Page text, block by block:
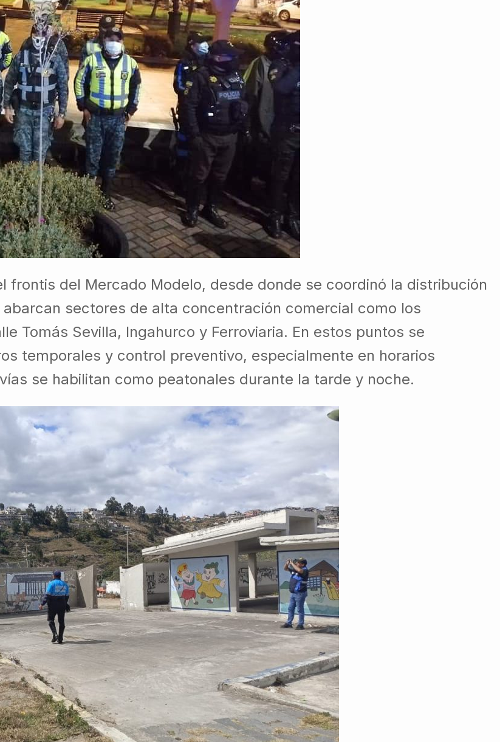
frontis del Mercado Modelo, desde donde se coordinó la distribución
sectores de alta concentración comercial como los
Tomás Sevilla, Ingahurco y Ferroviaria. En estos puntos se
temporales y control preventivo, especialmente en horarios
se habilitan como peatonales durante la tarde y noche.